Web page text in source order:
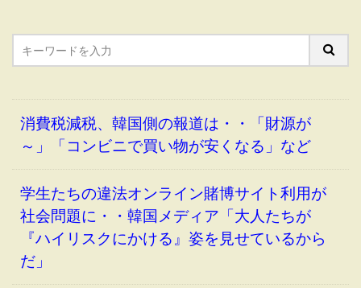
消費税減税、韓国側の報道は・・「財源が
～」「コンビニで買い物が安くなる」など
学生たちの違法オンライン賭博サイト利用が
社会問題に・・韓国メディア「大人たちが
『ハイリスクにかける』姿を見せているから
だ」